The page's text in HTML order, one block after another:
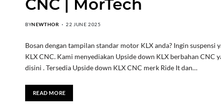
CNC | MorTech
BYNEWTHOR 22 JUNE 2025
Bosan dengan tampilan standar motor KLX anda? Ingin
KLX CNC. Kami menyediakan Upside down KLX berbahan
disini . Tersedia Upside down KLX CNC merk Ride It dan…
READ MORE